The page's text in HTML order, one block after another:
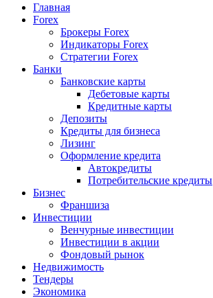
Главная
Forex
Брокеры Forex
Индикаторы Forex
Стратегии Forex
Банки
Банковские карты
Дебетовые карты
Кредитные карты
Депозиты
Кредиты для бизнеса
Лизинг
Оформление кредита
Автокредиты
Потребительские кредиты
Бизнес
Франшиза
Инвестиции
Венчурные инвестиции
Инвестиции в акции
Фондовый рынок
Недвижимость
Тендеры
Экономика